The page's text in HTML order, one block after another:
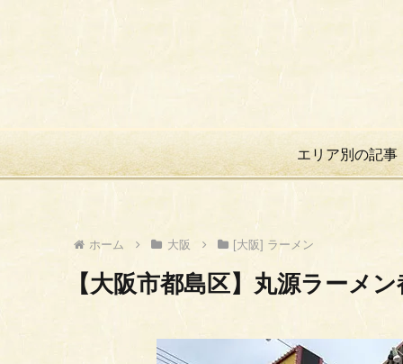
エリア別の記事
ホーム 大阪 [大阪] ラーメン
【大阪市都島区】丸源ラーメ